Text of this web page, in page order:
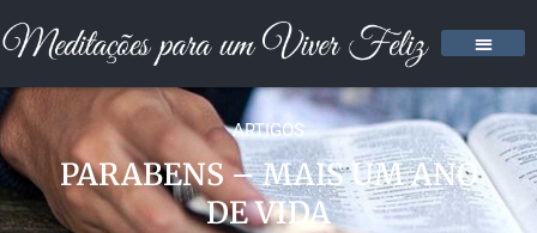
ARTIGOS
PARABENS – MAIS UM ANO
DE VIDA